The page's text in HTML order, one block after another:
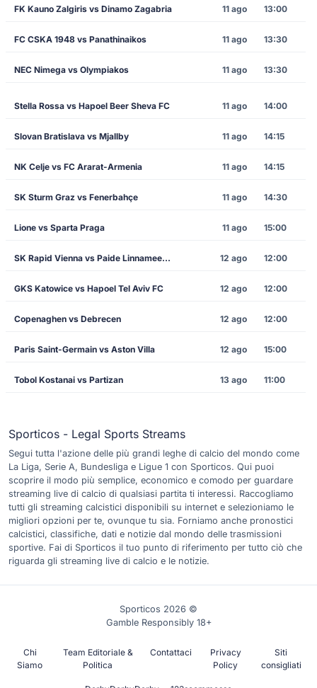
FK Kauno Zalgiris vs Dinamo Zagabria 11 ago 13:00
FC CSKA 1948 vs Panathinaikos 11 ago 13:30
NEC Nimega vs Olympiakos 11 ago 13:30
Stella Rossa vs Hapoel Beer Sheva FC 11 ago 14:00
Slovan Bratislava vs Mjallby 11 ago 14:15
NK Celje vs FC Ararat-Armenia 11 ago 14:15
SK Sturm Graz vs Fenerbahçe 11 ago 14:30
Lione vs Sparta Praga 11 ago 15:00
SK Rapid Vienna vs Paide Linnameeskond 12 ago 12:00
GKS Katowice vs Hapoel Tel Aviv FC 12 ago 12:00
Copenaghen vs Debrecen 12 ago 12:00
Paris Saint-Germain vs Aston Villa 12 ago 15:00
Tobol Kostanai vs Partizan 13 ago 11:00
Sporticos - Legal Sports Streams
Segui tutta l'azione delle più grandi leghe di calcio del mondo come
La Liga, Serie A, Bundesliga e Ligue 1 con Sporticos. Qui puoi
scoprire il modo più semplice, economico e comodo per guardare
streaming live di calcio di qualsiasi partita ti interessi. Raccogliamo
tutti gli streaming calcistici disponibili su internet e selezioniamo le
migliori opzioni per te, ovunque tu sia. Forniamo anche pronostici
calcistici, classifiche, dati e notizie dal mondo delle trasmissioni
sportive. Fai di Sporticos il tuo punto di riferimento per tutto ciò che
riguarda gli streaming live di calcio e le notizie.
Sporticos 2026 ©
Gamble Responsibly 18+
Chi
Siamo
Team Editoriale &
Politica
Contattaci
Privacy
Policy
Siti
consigliati